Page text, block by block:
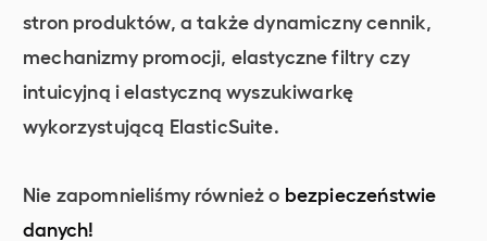
stron produktów, a także dynamiczny cennik,
mechanizmy promocji, elastyczne filtry czy
intuicyjną i elastyczną wyszukiwarkę
wykorzystującą ElasticSuite.
Nie zapomnieliśmy również o bezpieczeństwie
danych!